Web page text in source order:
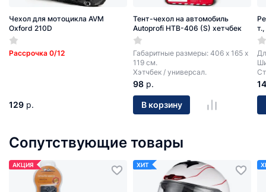
Чехол для мотоцикла AVM
Oxford 210D
Рассрочка 0/12
129 р.
Тент-чехол на автомобиль
Autoprofi HTB-406 (S) хетчбек
Габаритные размеры: 406 х 165 х
119 см.
Хэтчбек / универсал.
98 р.
В корзину
14
Сопутствующие товары
АКЦИЯ ХИТ